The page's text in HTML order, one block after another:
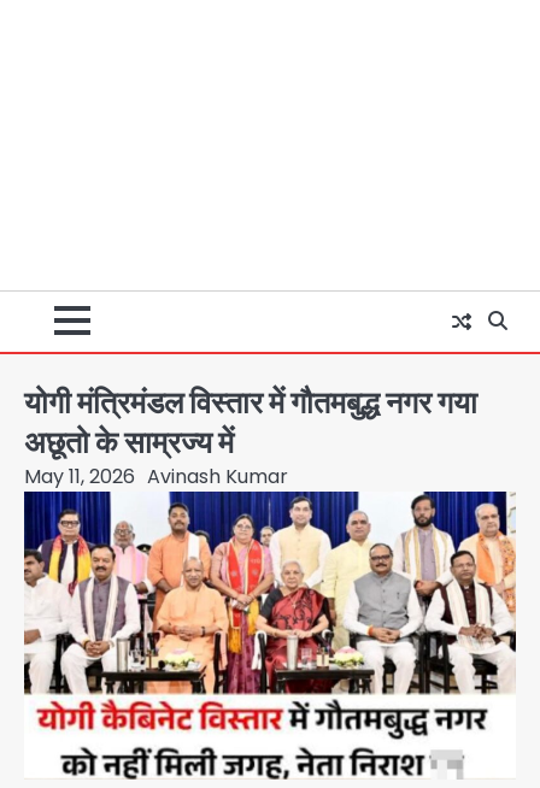
योगी मंत्रिमंडल विस्तार में गौतमबुद्ध नगर गया
अछूतो के साम्रज्य में
May 11, 2026 Avinash Kumar